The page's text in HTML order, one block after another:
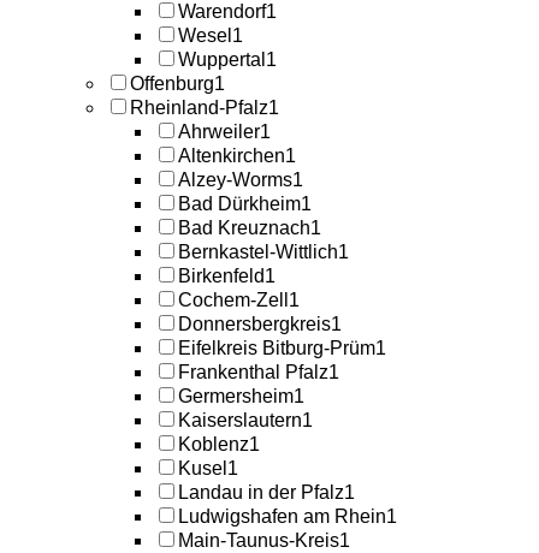
Warendorf1
Wesel 1
Wuppertal 1
Offenburg1
Rheinland-Pfalz1
Ahrweiler1
Altenkirchen1
Alzey-Worms1
Bad Dürkheim1
Bad Kreuznach1
Bernkastel-Wittlich1
Birkenfeld1
Cochem-Zell 1
Donnersbergkreis1
Eifelkreis Bitburg-Prüm1
Frankenthal Pfalz1
Germersheim1
Kaiserslautern1
Koblenz1
Kusel 1
Landau in der Pfalz1
Ludwigshafen am Rhein1
Main-Taunus-Kreis1